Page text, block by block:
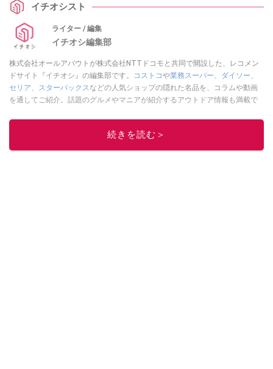
イチオシスト
ライター / 編集
イチオシ編集部
株式会社オールアバウトが株式会社NTTドコモと共同で開設した、レコメン
ドサイト『イチオシ』の編集部です。
コストコや業務スーパー、 ダイソー、
セリア、 スターバックスなどの人気ショップの隠れた名品を、コラムや動画
を通してご紹介。話題のグルメやマニアが紹介するアウトドア情報も満載で
レビューしています。毎日トレンド情報をお届けしているので、ぜひ
してください！続きを読む＞